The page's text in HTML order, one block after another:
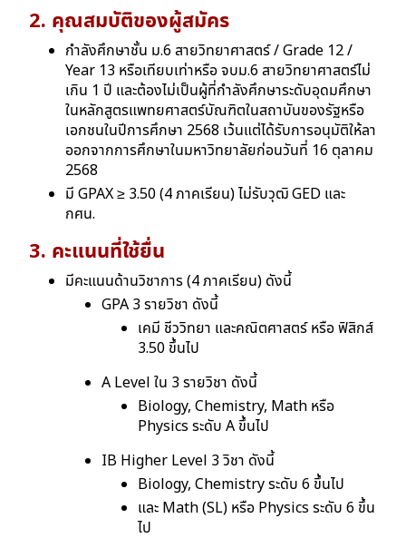
2. คุณสมบัติของผู้สมัคร
กําลังศึกษาชั้น ม.6 สายวิทยาศาสตร์ / Grade 12 /
Year 13 หรือเทียบเท่าหรือ จบม.6 สายวิทยาศาสตร์ไม่
เกิน 1 ปี และต้องไม่เป็นผู้ที่กําลังศึกษาระดับอุดมศึกษา
ในหลักสูตรแพทยศาสตร์บัณฑิตในสถาบันของรัฐหรือ
เอกชนในปีการศึกษา 2568 เว้นแต่ได้รับการอนุมัติให้ลา
ออกจากการศึกษาในมหาวิทยาลัยก่อนวันที่ 16 ตุลาคม
2568
มี GPAX ≥ 3.50 (4 ภาคเรียน) ไม่รับวุฒิ GED และ
กศน.
3. คะแนนที่ใช้ยื่น
มีคะแนนด้านวิชาการ (4 ภาคเรียน) ดังนี้
GPA 3 รายวิชา ดังนี้
เคมี ชีววิทยา และคณิตศาสตร์ หรือ ฟิสิกส์
3.50 ขึ้นไป
A Level ใน 3 รายวิชา ดังนี้
Biology, Chemistry, Math หรือ
Physics ระดับ A ขึ้นไป
IB Higher Level 3 วิชา ดังนี้
Biology, Chemistry ระดับ 6 ขึ้นไป
และ Math (SL) หรือ Physics ระดับ 6 ขึ้น
ไป